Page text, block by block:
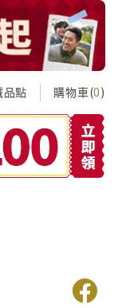
品點 購物車(0)